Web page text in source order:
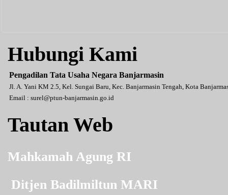
Hubungi Kami
Pengadilan Tata Usaha Negara Banjarmasin
Jl. A. Yani KM 2.5, Kel. Sungai Baru, Kec. Banjarmasin Tengah, Kota
Email : surel@ptun-banjarmasin.go.id
Tautan Web
Mahkamah Agung RI
Ditjen Badilmiltun MARI